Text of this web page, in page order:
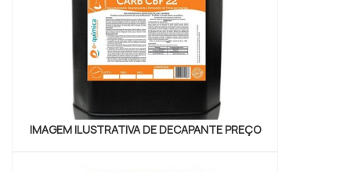
IMAGEM ILUSTRATIVA DE DECAPANTE PREÇO